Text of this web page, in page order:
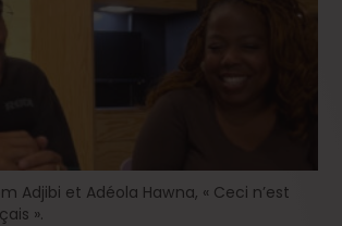
Adjibi et Adéola Hawna, « Ceci n’est
».